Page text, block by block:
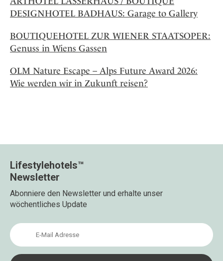
DESIGNHOTEL BADHAUS: Garage to Gallery
BOUTIQUEHOTEL ZUR WIENER STAATSOPER:
Genuss in Wiens Gassen
OLM Nature Escape – Alps Future Award 2026:
Wie werden wir in Zukunft reisen?
Lifestylehotels™
Newsletter
Abonniere den Newsletter und erhalte unser
wöchentliches Update